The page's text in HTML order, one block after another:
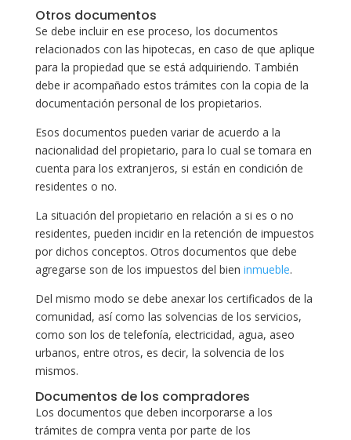
Otros documentos
Se debe incluir en ese proceso, los documentos
relacionados con las hipotecas, en caso de que aplique
para la propiedad que se está adquiriendo. También
debe ir acompañado estos trámites con la copia de la
documentación personal de los propietarios.
Esos documentos pueden variar de acuerdo a la
nacionalidad del propietario, para lo cual se tomara en
cuenta para los extranjeros, si están en condición de
residentes o no.
La situación del propietario en relación a si es o no
residentes, pueden incidir en la retención de impuestos
por dichos conceptos. Otros documentos que debe
agregarse son de los impuestos del bien inmueble.
Del mismo modo se debe anexar los certificados de la
comunidad, así como las solvencias de los servicios,
como son los de telefonía, electricidad, agua, aseo
urbanos, entre otros, es decir, la solvencia de los
mismos.
Documentos de los compradores
Los documentos que deben incorporarse a los
trámites de compra venta por parte de los